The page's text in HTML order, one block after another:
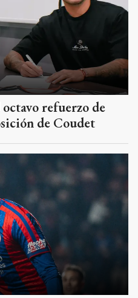
refuerzo de
de Coudet